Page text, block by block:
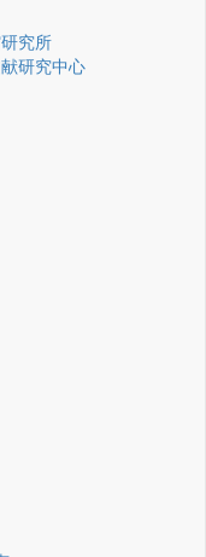
究所
研究中心